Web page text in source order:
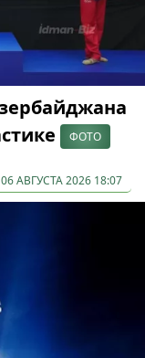
ФОТО
06 АВГУСТА 2026 18:07